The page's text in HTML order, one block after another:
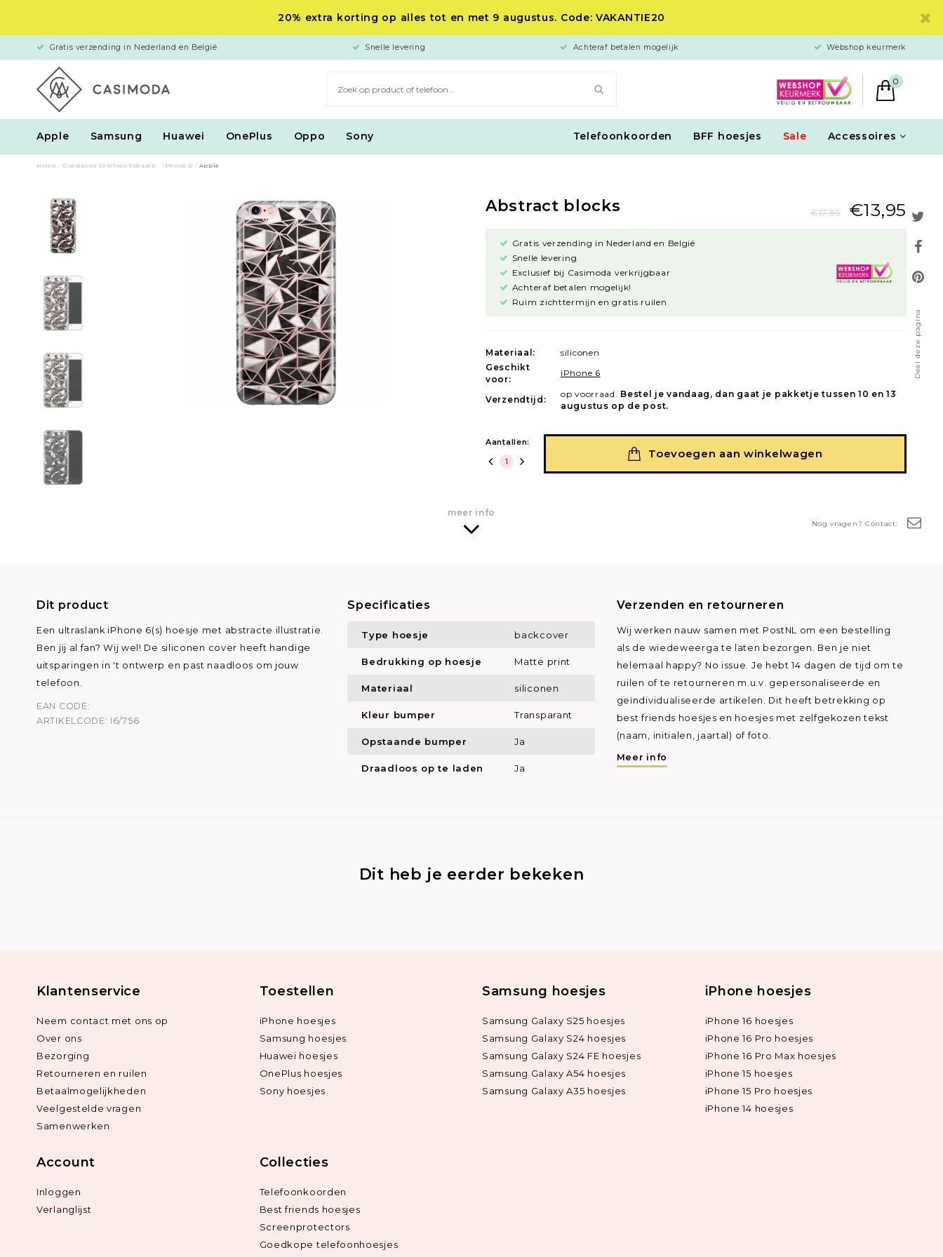
20% extra korting op alles tot en met 9 augustus. Code: VAKANTIE20
Gratis verzending in Nederland en België Snelle levering Achteraf betalen mogelijk Webshop keurmerk
0
Apple Samsung Huawei OnePlus Oppo Sony Telefoonkoorden BFF hoesjes Sale Accessoires
Deel deze pagina
Nog vragen? Contact:
Home Goedkope telefoonhoesjes iPhone 6 Apple
Abstract blocks €17,95 €13,95
Gratis verzending in Nederland en België
Snelle levering
Exclusief bij Casimoda verkrijgbaar
Achteraf betalen mogelijk!
Ruim zichttermijn en gratis ruilen
Materiaal:
siliconen
Geschikt
voor:
iPhone 6
Verzendtijd:
op voorraad. Bestel je vandaag, dan gaat je pakketje tussen 10 en 13
augustus op de post.
Aantallen:
Toevoegen aan winkelwagen
meer info
Dit product
Een ultraslank iPhone 6(s) hoesje met abstracte illustratie.
Ben jij al fan? Wij wel! De siliconen cover heeft handige
uitsparingen in 't ontwerp en past naadloos om jouw
telefoon.
EAN CODE:
ARTIKELCODE: I6/756
Specificaties
Type hoesje backcover
Bedrukking op hoesje Matte print
Materiaal siliconen
Kleur bumper Transparant
Opstaande bumper Ja
Draadloos op te laden Ja
Verzenden en retourneren
Wij werken nauw samen met PostNL om een bestelling
als de wiedeweerga te laten bezorgen. Ben je niet
helemaal happy? No issue. Je hebt 14 dagen de tijd om te
ruilen of te retourneren m.u.v. gepersonaliseerde en
geïndividualiseerde artikelen. Dit heeft betrekking op
best friends hoesjes en hoesjes met zelfgekozen tekst
(naam, initialen, jaartal) of foto.
Meer info
Dit heb je eerder bekeken
Klantenservice
Neem contact met ons op
Over ons
Bezorging
Retourneren en ruilen
Betaalmogelijkheden
Veelgestelde vragen
Samenwerken
Toestellen
iPhone hoesjes
Samsung hoesjes
Huawei hoesjes
OnePlus hoesjes
Sony hoesjes
Samsung hoesjes
Samsung Galaxy S25 hoesjes
Samsung Galaxy S24 hoesjes
Samsung Galaxy S24 FE hoesjes
Samsung Galaxy A54 hoesjes
Samsung Galaxy A35 hoesjes
iPhone hoesjes
iPhone 16 hoesjes
iPhone 16 Pro hoesjes
iPhone 16 Pro Max hoesjes
iPhone 15 hoesjes
iPhone 15 Pro hoesjes
iPhone 14 hoesjes
Account
Inloggen
Verlanglijst
Collecties
Telefoonkoorden
Best friends hoesjes
Screenprotectors
Goedkope telefoonhoesjes